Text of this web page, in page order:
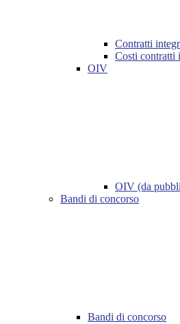
Contratti
Costi contratti
OIV
OIV (da
Bandi di concorso
Bandi di concorso